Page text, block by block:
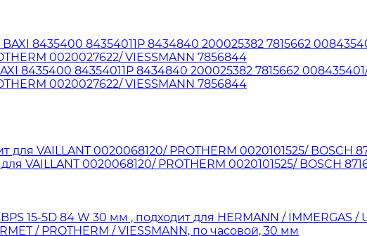
8435400 84354011P 8434840 200025382 7815662
0020027622/ VIESSMANN 7856844
VAILLANT 0020068120/ PROTHERM 0020101525/ BOSCH